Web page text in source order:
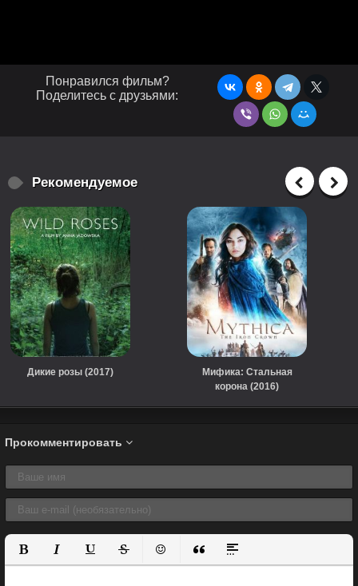
Понравился фильм?
Поделитесь с друзьями:
Рекомендуемое
Дикие розы (2017)
Мифика: Стальная
корона (2016)
Прокомментировать
Полужирный
КурсивПодчеркнутый
ЗачеркнутыйВставить смайлик
Вставка цитаты
Вставка спойлера